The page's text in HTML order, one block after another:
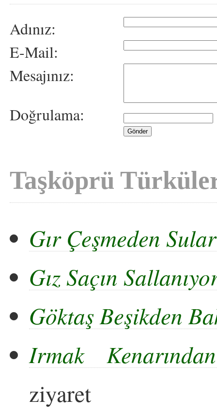
Adınız:
E-Mail:
Mesajınız:
Doğrulama:
Taşköprü
Gır Çeşmeden
Gız Saçın
Göktaş Beşikden
Irmak
ziyaret